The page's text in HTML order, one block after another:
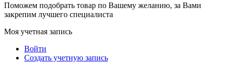
Поможем подобрать товар по Вашему желанию, за Вами
закрепим лучшего специалиста
Моя учетная запись
Войти
Создать учетную запись